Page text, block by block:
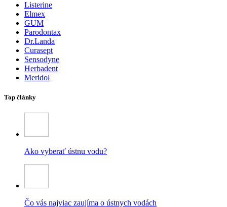
Listerine
Elmex
GUM
Parodontax
Dr.Landa
Curasept
Sensodyne
Herbadent
Meridol
Top články
Ako vyberať ústnu vodu?
Čo vás najviac zaujíma o ústnych vodách